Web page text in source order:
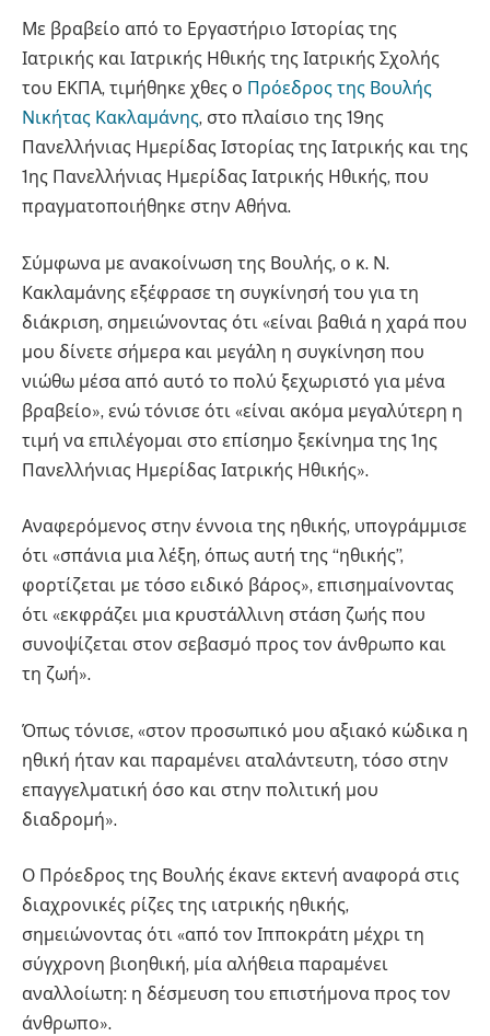
Με βραβείο από το Εργαστήριο Ιστορίας της
Ιατρικής και Ιατρικής Ηθικής της Ιατρικής Σχολής
του ΕΚΠΑ, τιμήθηκε χθες ο Πρόεδρος της Βουλής
Νικήτας Κακλαμάνης, στο πλαίσιο της 19ης
Πανελλήνιας Ημερίδας Ιστορίας της Ιατρικής και της
1ης Πανελλήνιας Ημερίδας Ιατρικής Ηθικής, που
πραγματοποιήθηκε στην Αθήνα.
Σύμφωνα με ανακοίνωση της Βουλής, ο κ. Ν.
Κακλαμάνης εξέφρασε τη συγκίνησή του για τη
διάκριση, σημειώνοντας ότι «είναι βαθιά η χαρά που
μου δίνετε σήμερα και μεγάλη η συγκίνηση που
νιώθω μέσα από αυτό το πολύ ξεχωριστό για μένα
βραβείο», ενώ τόνισε ότι «είναι ακόμα μεγαλύτερη η
τιμή να επιλέγομαι στο επίσημο ξεκίνημα της 1ης
Πανελλήνιας Ημερίδας Ιατρικής Ηθικής».
Αναφερόμενος στην έννοια της ηθικής, υπογράμμισε
ότι «σπάνια μια λέξη, όπως αυτή της “ηθικής”,
φορτίζεται με τόσο ειδικό βάρος», επισημαίνοντας
ότι «εκφράζει μια κρυστάλλινη στάση ζωής που
συνοψίζεται στον σεβασμό προς τον άνθρωπο και
τη ζωή».
Όπως τόνισε, «στον προσωπικό μου αξιακό κώδικα η
ηθική ήταν και παραμένει αταλάντευτη, τόσο στην
επαγγελματική όσο και στην πολιτική μου
διαδρομή».
Ο Πρόεδρος της Βουλής έκανε εκτενή αναφορά στις
διαχρονικές ρίζες της ιατρικής ηθικής,
σημειώνοντας ότι «από τον Ιπποκράτη μέχρι τη
σύγχρονη βιοηθική, μία αλήθεια παραμένει
αναλλοίωτη: η δέσμευση του επιστήμονα προς τον
άνθρωπο».